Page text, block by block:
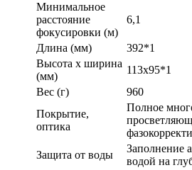
Минимальное
расстояние
фокусировки (м)
6,1
Длина (мм)
392*1
Высота x ширина
(мм)
113x95*1
Вес (г)
960
Покрытие,
оптика
Полное
Защита от воды
Заполнение
водой на